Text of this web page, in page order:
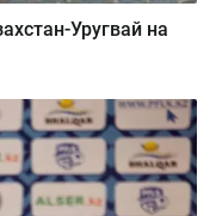
Уругвай на